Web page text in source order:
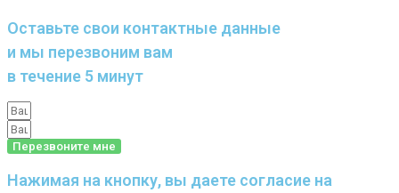
Оставьте свои контактные данные
и мы перезвоним вам
в течение 5 минут
Перезвоните мне
Нажимая на кнопку, вы даете согласие на